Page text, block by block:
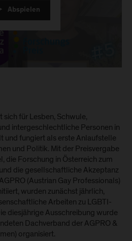
Abspielen
sich für Lesben, Schwule,
intergeschlechtliche Personen in
und fungiert als erste Anlaufstelle
und Politik. Mit der Preisvergabe
die Forschung in Österreich zum
die gesellschaftliche Akzeptanz
(Austrian Gay Professionals)
wurden zunächst jährlich,
Arbeiten zu LGBTI-
diesjährige Ausschreibung wurde
Dachverband der AGPRO &
organisiert.